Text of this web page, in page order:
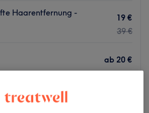
Haarentfernung -
19 €
39 €
ab 20 €